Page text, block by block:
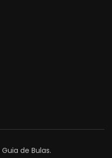
Guia de Bulas.